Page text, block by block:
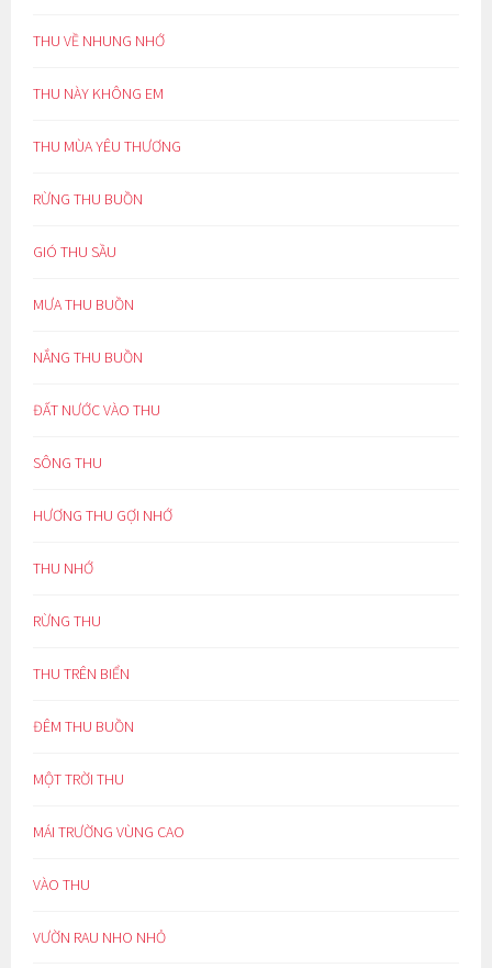
THU VỀ NHUNG NHỚ
THU NÀY KHÔNG EM
THU MÙA YÊU THƯƠNG
RỪNG THU BUỒN
GIÓ THU SẦU
MƯA THU BUỒN
NẮNG THU BUỒN
ĐẤT NƯỚC VÀO THU
SÔNG THU
HƯƠNG THU GỢI NHỚ
THU NHỚ
RỪNG THU
THU TRÊN BIỂN
ĐÊM THU BUỒN
MỘT TRỜI THU
MÁI TRƯỜNG VÙNG CAO
VÀO THU
VƯỜN RAU NHO NHỎ